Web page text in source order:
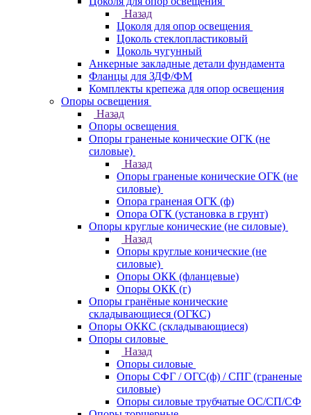
Назад
Цоколя для опор освещения
Цоколь стеклопластиковый
Цоколь чугунный
Анкерные закладные детали фундамента
Фланцы для ЗДФ/ФМ
Комплекты крепежа для опор освещения
Опоры освещения
Назад
Опоры освещения
Опоры граненые конические ОГК (не
силовые)
Назад
Опоры граненые конические ОГК (не
силовые)
Опора граненая ОГК (ф)
Опора ОГК (установка в грунт)
Опоры круглые конические (не силовые)
Назад
Опоры круглые конические (не
силовые)
Опоры ОКК (фланцевые)
Опоры ОКК (г)
Опоры гранёные конические
складывающиеся (ОГКС)
Опоры ОККС (складывающиеся)
Опоры силовые
Назад
Опоры силовые
Опоры СФГ / ОГС(ф) / СПГ (граненые
силовые)
Опоры силовые трубчатые ОС/СП/СФ